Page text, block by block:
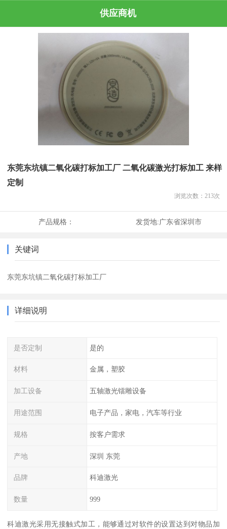
供应商机
东莞东坑镇二氧化碳打标加工厂 二氧化碳激光打标加工 来样
定制
浏览次数： 213次
产品规格： 发货地:广东省深圳市
关键词
东莞东坑镇二氧化碳打标加工厂
详细说明
是否定制 是的
材料 金属，塑胶
加工设备 五轴激光镭雕设备
用途范围 电子产品，家电，汽车等行业
规格 按客户需求
产地 深圳 东莞
品牌 科迪激光
数量 999
科迪激光采用无接触式加工，能够通过对软件的设置达到对物品加